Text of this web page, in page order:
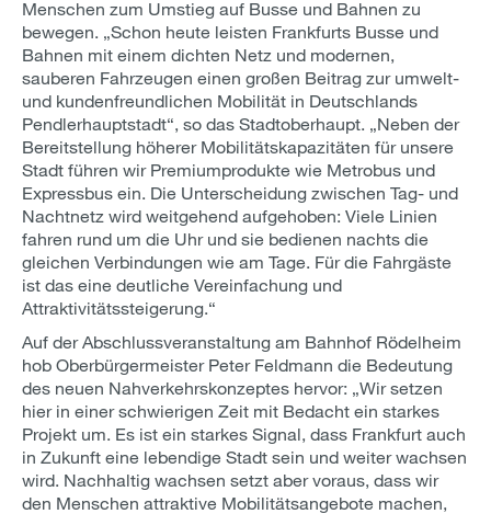
Menschen zum Umstieg auf Busse und Bahnen zu
bewegen. „Schon heute leisten Frankfurts Busse und
Bahnen mit einem dichten Netz und modernen,
sauberen Fahrzeugen einen großen Beitrag zur umwelt-
und kundenfreundlichen Mobilität in Deutschlands
Pendlerhauptstadt“, so das Stadtoberhaupt. „Neben der
Bereitstellung höherer Mobilitätskapazitäten für unsere
Stadt führen wir Premiumprodukte wie Metrobus und
Expressbus ein. Die Unterscheidung zwischen Tag- und
Nachtnetz wird weitgehend aufgehoben: Viele Linien
fahren rund um die Uhr und sie bedienen nachts die
gleichen Verbindungen wie am Tage. Für die Fahrgäste
ist das eine deutliche Vereinfachung und
Attraktivitätssteigerung.“
Auf der Abschlussveranstaltung am Bahnhof Rödelheim
hob Oberbürgermeister Peter Feldmann die Bedeutung
des neuen Nahverkehrskonzeptes hervor: „Wir setzen
hier in einer schwierigen Zeit mit Bedacht ein starkes
Projekt um. Es ist ein starkes Signal, dass Frankfurt auch
in Zukunft eine lebendige Stadt sein und weiter wachsen
wird. Nachhaltig wachsen setzt aber voraus, dass wir
den Menschen attraktive Mobilitätsangebote machen,